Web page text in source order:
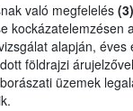
való megfelelés
kockázatelemzésen
alapján, éves
földrajzi
üzemek